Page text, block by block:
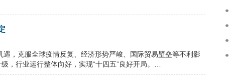
，克服全球疫情反复、经济形势严峻、国际贸易壁垒等不利影
，行业运行整体向好，实现“十四五”良好开局。…